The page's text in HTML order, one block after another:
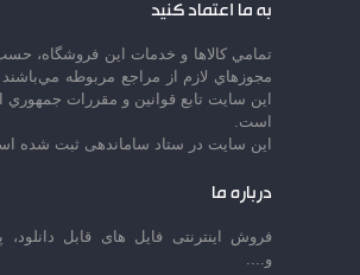
به ما اعتماد کنید
تمامي كالاها و خدمات اين فروشگاه،
مجوزهاي لازم از مراجع مربوطه
اين سايت تابع قوانين و مقررات جمهوري
است.
این سایت در ستاد ساماندهی ثبت شده
درباره ما
فروش اینترنتی فایل های قابل دانلود،
و....